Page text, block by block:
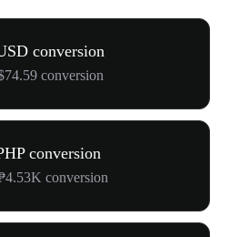
conversion
conversion
conversion
conversion